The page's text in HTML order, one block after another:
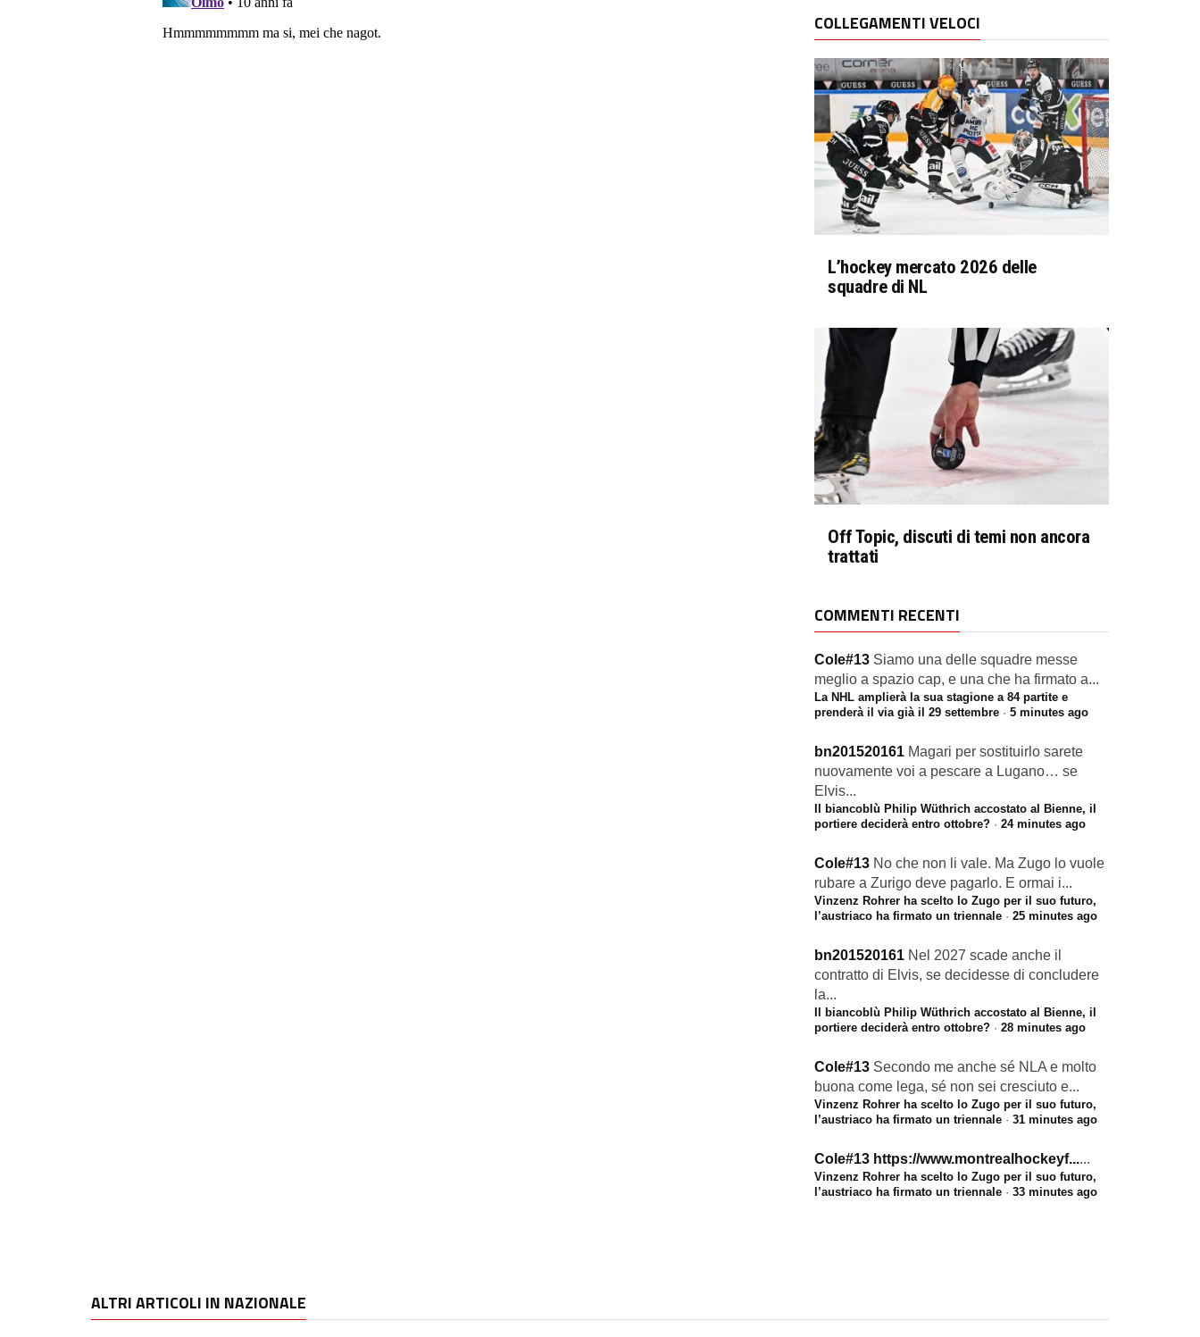
COLLEGAMENTI VELOCI
L’hockey mercato 2026 delle
squadre di NL
Off Topic, discuti di temi non ancora
trattati
COMMENTI RECENTI
Cole#13 Siamo una delle squadre messe
meglio a spazio cap, e una che ha firmato a...
La NHL amplierà la sua stagione a 84 partite e
prenderà il via già il 29 settembre · 5 minutes ago
bn201520161 Magari per sostituirlo sarete
nuovamente voi a pescare a Lugano… se
Elvis...
Il biancoblù Philip Wüthrich accostato al Bienne, il
portiere deciderà entro ottobre? · 24 minutes ago
Cole#13 No che non li vale. Ma Zugo lo vuole
rubare a Zurigo deve pagarlo. E ormai i...
Vinzenz Rohrer ha scelto lo Zugo per il suo futuro,
l’austriaco ha firmato un triennale · 25 minutes ago
bn201520161 Nel 2027 scade anche il
contratto di Elvis, se decidesse di concludere
la...
Il biancoblù Philip Wüthrich accostato al Bienne, il
portiere deciderà entro ottobre? · 28 minutes ago
Cole#13 Secondo me anche sé NLA e molto
buona come lega, sé non sei cresciuto e...
Vinzenz Rohrer ha scelto lo Zugo per il suo futuro,
l’austriaco ha firmato un triennale · 31 minutes ago
Cole#13 https://www.montrealhockeyf......
Vinzenz Rohrer ha scelto lo Zugo per il suo futuro,
l’austriaco ha firmato un triennale · 33 minutes ago
ALTRI ARTICOLI IN NAZIONALE